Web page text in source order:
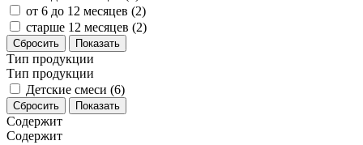
от 6 до 12 месяцев (2)
старше 12 месяцев (2)
Сбросить Показать
Тип продукции
Тип продукции
Детские смеси (6)
Сбросить Показать
Содержит
Содержит